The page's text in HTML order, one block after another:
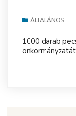
ÁLTALÁNOS
1000 darab